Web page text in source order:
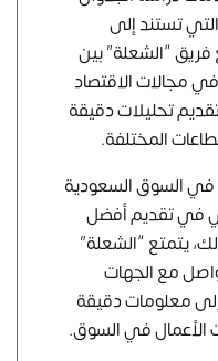
تستند إلى
“الشعلة” بين
في مجالات الاقتصاد
تحليلات دقيقة
المختلفة.
السوق السعودية
في تقديم أفضل
يتمتع “الشعلة”
مع الجهات
معلومات دقيقة
الأعمال في السوق.